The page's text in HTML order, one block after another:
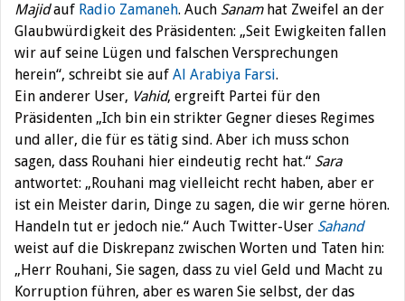
Majidauf Radio Zamaneh. Auch Sanamhat Zweifel an der
Glaubwürdigkeit des Präsidenten: „Seit Ewigkeiten fallen
wir auf seine Lügen und falschen Versprechungen
herein“, schreibt sie auf Al Arabiya Farsi.
Ein anderer User, Vahid, ergreift Partei für den
Präsidenten „Ich bin ein strikter Gegner dieses Regimes
und aller, die für es tätig sind. Aber ich muss schon
sagen, dass Rouhani hier eindeutig recht hat.“ Sara
antwortet: „Rouhani mag vielleicht recht haben, aber er
ist ein Meister darin, Dinge zu sagen, die wir gerne hören.
Handeln tut er jedoch nie.“ Auch Twitter-User Sahand
weist auf die Diskrepanz zwischen Worten und Taten hin:
„Herr Rouhani, Sie sagen, dass zu viel Geld und Macht zu
Korruption führen, aber es waren Sie selbst, der das